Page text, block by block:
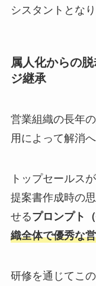
シスタントとなり
属人化からの
ジ継承
営業組織の長年
用によって解消
トップセールス
提案書作成時の
せるプロンプト（
織全体で優秀な
研修を通じてこ